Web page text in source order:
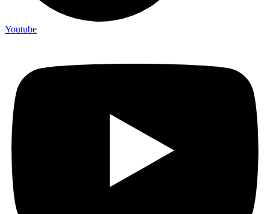
Youtube